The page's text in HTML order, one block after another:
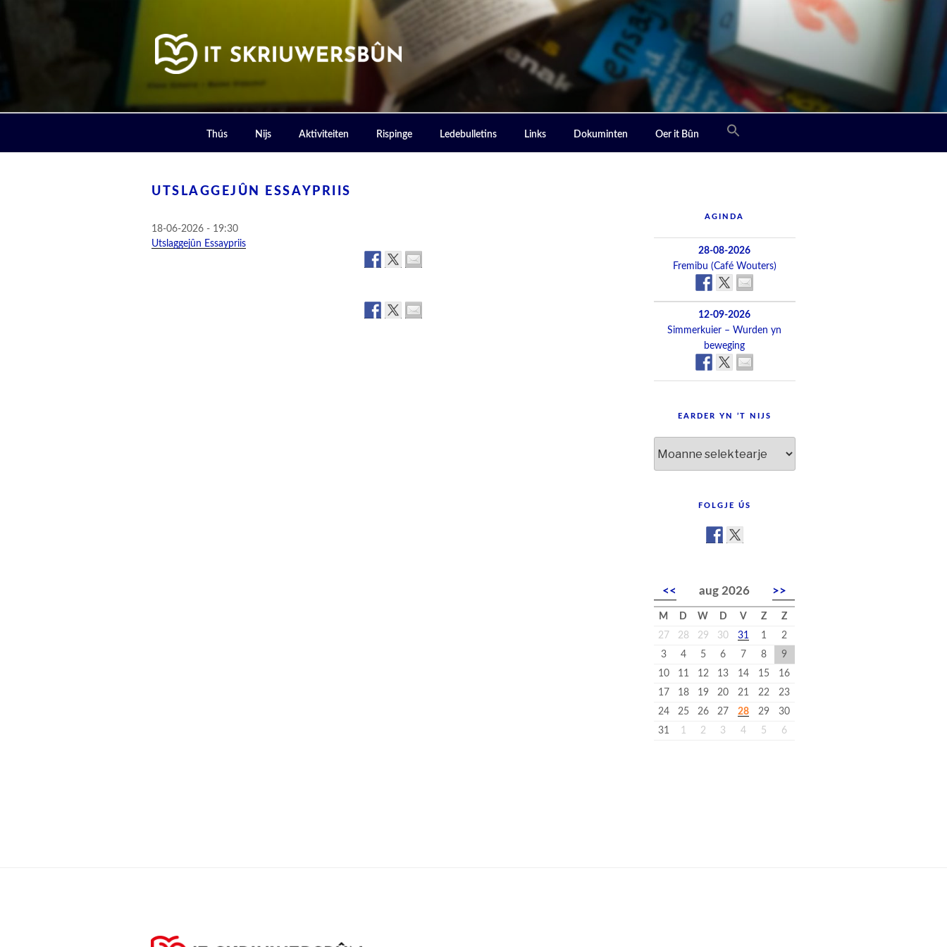
IT SKRIUWERSBOUN
Thús Nijs Aktiviteiten Rispinge Ledebulletins Links Dokuminten Oer it Bûn
UTSLAGGEJÛN ESSAYPRIIS
18-06-2026 - 19:30
Utslaggejûn Essaypriis
AGINDA
28-08-2026
Fremibu (Café Wouters)
12-09-2026
Simmerkuier – Wurden yn
beweging
EARDER YN ’T NIJS
yn
FOLGJE ÚS
<< aug 2026 >>
M D W D V Z
Z
27
28 29 30 31 1
2
3
4 5 6 7 8
9
10
11 12 13 14 15
16
17
18 19 20 21 22
23
24
25 26 27 28 29
30
31
1 2 3 4 5 6